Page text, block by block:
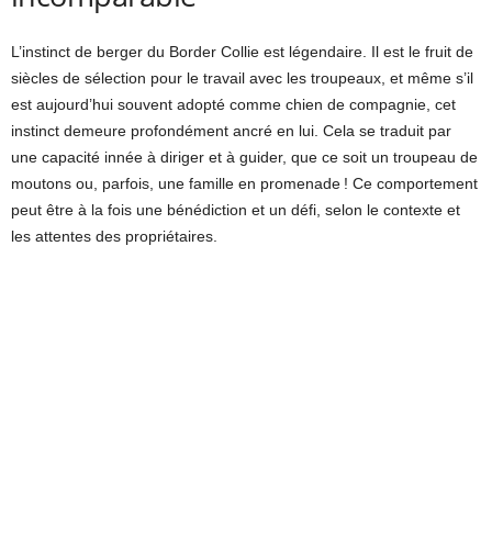
L’instinct de berger du Border Collie est légendaire. Il est le fruit de
siècles de sélection pour le travail avec les troupeaux, et même s’il
est aujourd’hui souvent adopté comme chien de compagnie, cet
instinct demeure profondément ancré en lui. Cela se traduit par
une capacité innée à diriger et à guider, que ce soit un troupeau de
moutons ou, parfois, une famille en promenade ! Ce comportement
peut être à la fois une bénédiction et un défi, selon le contexte et
les attentes des propriétaires.